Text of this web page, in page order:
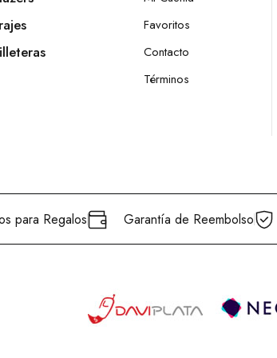
Favoritos
Contacto
Términos
para Regalos Garantía de Reembolso